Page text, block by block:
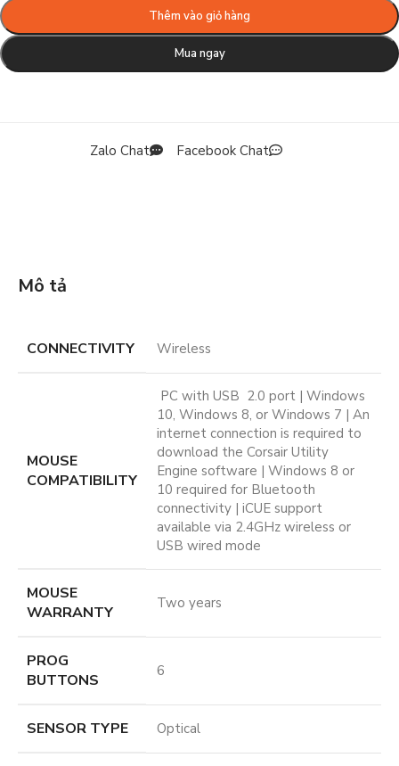
Thêm vào giỏ hàng
Mua ngay
Zalo Chat Facebook Chat
Mô tả
CONNECTIVITY Wireless
MOUSE
COMPATIBILITY
PC with USB 2.0 port | Windows
10, Windows 8, or Windows 7 | An
internet connection is required to
download the Corsair Utility
Engine software | Windows 8 or
10 required for Bluetooth
connectivity | iCUE support
available via 2.4GHz wireless or
USB wired mode
MOUSE
WARRANTY
Two years
PROG
BUTTONS
6
SENSOR TYPE Optical